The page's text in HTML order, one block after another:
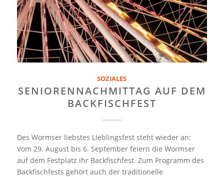
SOZIALES
SENIORENNACHMITTAG AUF DEM
BACKFISCHFEST
Des Wormser liebstes Lieblingsfest steht wieder an:
Vom 29. August bis 6. September feiern die Wormser
auf dem Festplatz ihr Backfischfest. Zum Programm des
Backfischfests gehört auch der traditionelle